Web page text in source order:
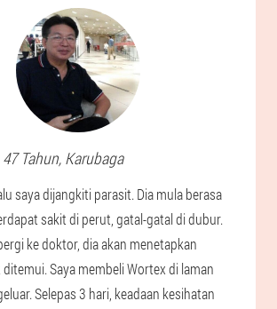
47 Tahun, Karubaga
saya dijangkiti parasit. Dia mula berasa
sakit di perut, gatal-gatal di dubur.
ke doktor, dia akan menetapkan
Saya membeli Wortex di laman
Selepas 3 hari, keadaan kesihatan